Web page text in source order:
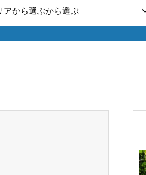
アから選ぶから選ぶ